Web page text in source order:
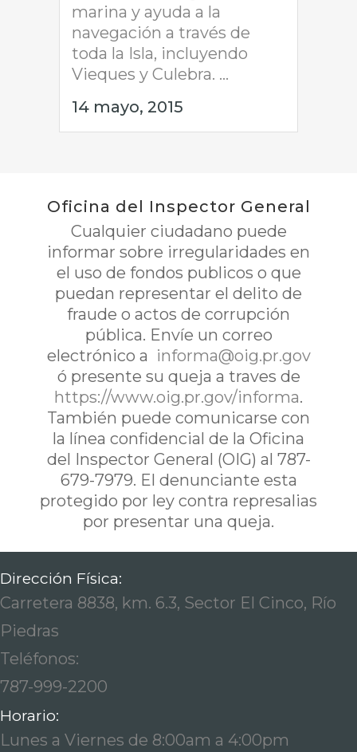
marina y ayuda a la
navegación a través de
toda la Isla, incluyendo
Vieques y Culebra. ...
14 mayo, 2015
Oficina del Inspector General
Cualquier ciudadano puede
informar sobre irregularidades en
el uso de fondos publicos o que
puedan representar el delito de
fraude o actos de corrupción
pública. Envíe un correo
electrónico a informa@oig.pr.gov
ó presente su queja a traves de
https://www.oig.pr.gov/informa.
También puede comunicarse con
la línea confidencial de la Oficina
del Inspector General (OIG) al 787-
679-7979. El denunciante esta
protegido por ley contra represalias
por presentar una queja.
Dirección Física:
Carretera 8838, km. 6.3, Sector El Cinco, Río
Piedras
Teléfonos:
787-999-2200
Horario:
Lunes a Viernes de 8:00am a 4:00pm